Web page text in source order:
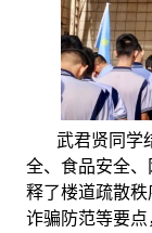
武君贤同学结
全、食品安全
释了楼道疏散
诈骗防范等要